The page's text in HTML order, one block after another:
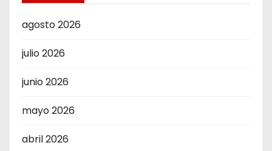
agosto 2026
julio 2026
junio 2026
mayo 2026
abril 2026